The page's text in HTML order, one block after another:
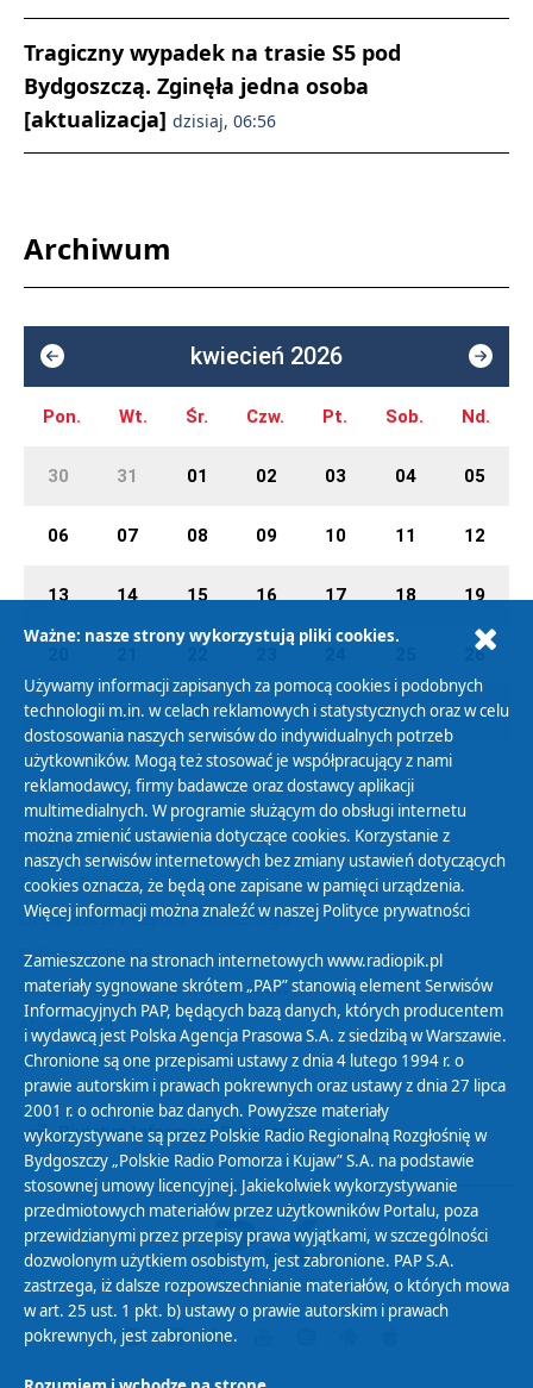
Tragiczny wypadek na trasie S5 pod
Bydgoszczą. Zginęła jedna osoba
[aktualizacja] dzisiaj, 06:56
Archiwum
kwiecień 2026
Pon. Wt. Śr. Czw. Pt. Sob. Nd.
30 31 01 02 03 04 05
06 07 08 09 10 11 12
13 14 15 16 17 18 19
26
27 28 29 30 01 02 03
Polityka Prywatności
Zasady korzystania z Serwisu
Organizacje Pożytku Publicznego
Cyfryzacja DAB+
Polityka ochrony danych osobowych
Abonament
Zamówienia publiczne
Biuletyn Informacji Publicznej
Ważne: nasze strony wykorzystują pliki cookies.
Używamy informacji zapisanych za pomocą cookies i podobnych
technologii m.in. w celach reklamowych i statystycznych oraz w celu
dostosowania naszych serwisów do indywidualnych potrzeb
użytkowników. Mogą też stosować je współpracujący z nami
reklamodawcy, firmy badawcze oraz dostawcy aplikacji
multimedialnych. W programie służącym do obsługi internetu
można zmienić ustawienia dotyczące cookies. Korzystanie z
naszych serwisów internetowych bez zmiany ustawień dotyczących
cookies oznacza, że będą one zapisane w pamięci urządzenia.
Więcej informacji można znaleźć w naszej Polityce prywatności
Zamieszczone na stronach internetowych www.radiopik.pl
materiały sygnowane skrótem „PAP” stanowią element Serwisów
Informacyjnych PAP, będących bazą danych, których producentem
i wydawcą jest Polska Agencja Prasowa S.A. z siedzibą w Warszawie.
Chronione są one przepisami ustawy z dnia 4 lutego 1994 r. o
prawie autorskim i prawach pokrewnych oraz ustawy z dnia 27 lipca
2001 r. o ochronie baz danych. Powyższe materiały
wykorzystywane są przez Polskie Radio Regionalną Rozgłośnię w
Bydgoszczy „Polskie Radio Pomorza i Kujaw” S.A. na podstawie
stosownej umowy licencyjnej. Jakiekolwiek wykorzystywanie
przedmiotowych materiałów przez użytkowników Portalu, poza
przewidzianymi przez przepisy prawa wyjątkami, w szczególności
dozwolonym użytkiem osobistym, jest zabronione. PAP S.A.
zastrzega, iż dalsze rozpowszechnianie materiałów, o których mowa
w art. 25 ust. 1 pkt. b) ustawy o prawie autorskim i prawach
pokrewnych, jest zabronione.